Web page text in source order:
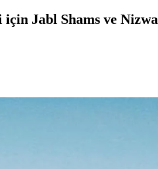
Jabl Shams ve Nizwa